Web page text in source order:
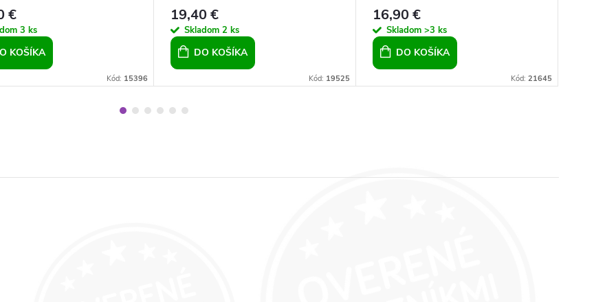
€
3 ks
KOŠÍKA
Kód: 15396
19,40 €
Skladom 2 ks
DO KOŠÍKA
Kód: 19525
16,90 €
Skladom >3 ks
DO KOŠÍKA
Kód: 21645